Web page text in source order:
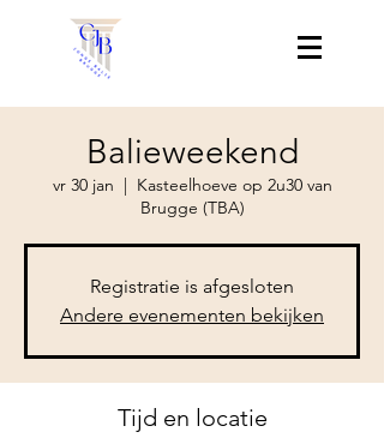
Balieweekend
vr 30 jan
  |
Kasteelhoeve op 2u30 van
Brugge (TBA)
Registratie is afgesloten
Andere evenementen bekijken
Tijd en locatie